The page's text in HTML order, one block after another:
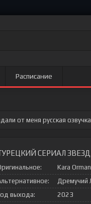
Расписание
от меня русская
СЕРИАЛ
Kara Orman
Дремучий
выхода:
2023